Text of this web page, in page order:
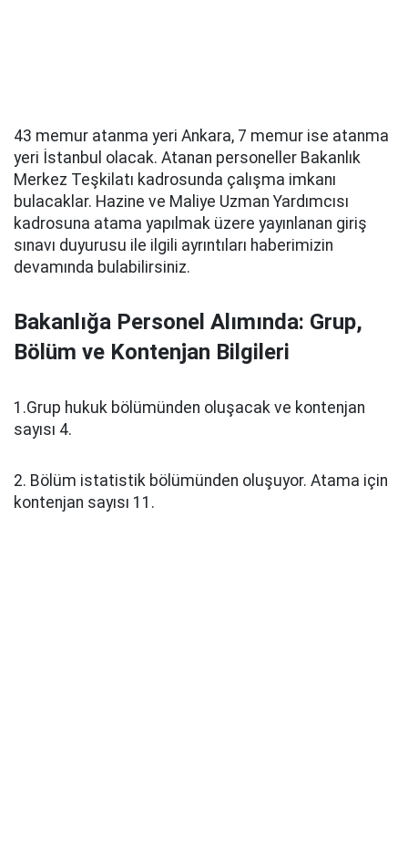
43 memur atanma yeri Ankara, 7 memur ise atanma
yeri İstanbul olacak. Atanan personeller Bakanlık
Merkez Teşkilatı kadrosunda çalışma imkanı
bulacaklar. Hazine ve Maliye Uzman Yardımcısı
kadrosuna atama yapılmak üzere yayınlanan giriş
sınavı duyurusu ile ilgili ayrıntıları haberimizin
devamında bulabilirsiniz.
Bakanlığa Personel Alımında: Grup,
Bölüm ve Kontenjan Bilgileri
1.Grup hukuk bölümünden oluşacak ve kontenjan
sayısı 4.
2. Bölüm istatistik bölümünden oluşuyor. Atama için
kontenjan sayısı 11.